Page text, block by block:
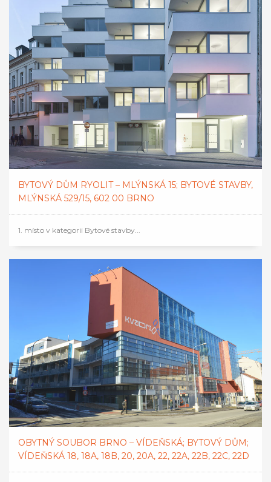
BYTOVÝ DŮM RYOLIT – MLÝNSKÁ 15; BYTOVÉ STAVBY,
MLÝNSKÁ 529/15, 602 00 BRNO
1. místo v kategorii Bytové stavby...
OBYTNÝ SOUBOR BRNO – VÍDEŇSKÁ; BYTOVÝ DŮM;
VÍDEŇSKÁ 18, 18A, 18B, 20, 20A, 22, 22A, 22B, 22C, 22D